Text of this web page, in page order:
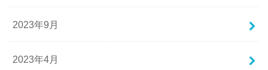
2023年9月
2023年4月